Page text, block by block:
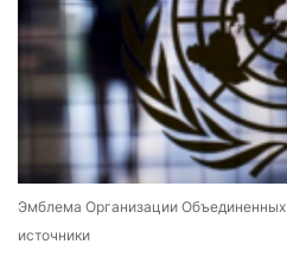
Эмблема Организации
источники